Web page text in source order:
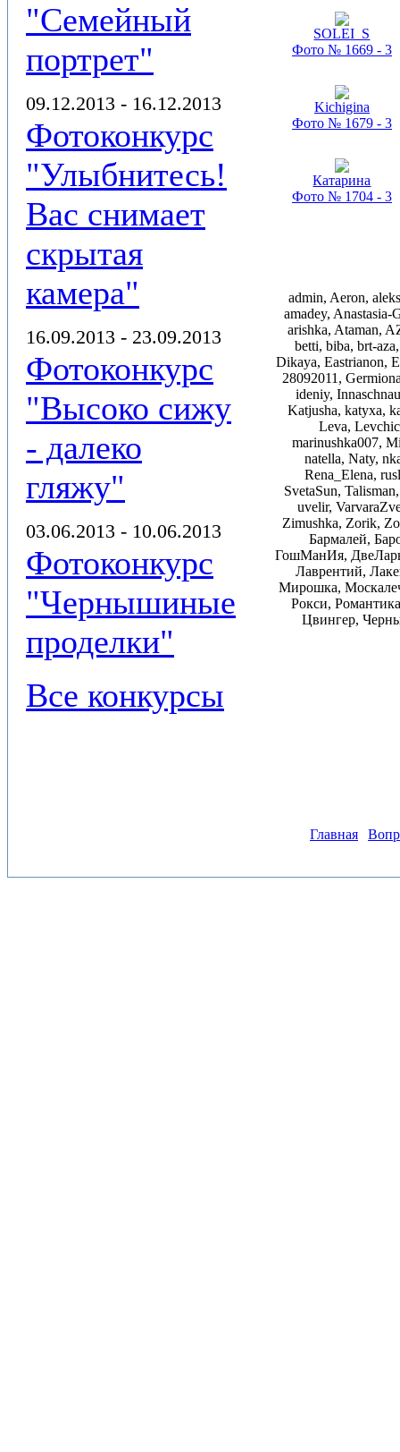
"Семейный
портрет"
09.12.2013 - 16.12.2013
Фотоконкурс
"Улыбнитесь!
Вас снимает
скрытая
камера"
16.09.2013 - 23.09.2013
Фотоконкурс
"Высоко сижу
- далеко
гляжу"
03.06.2013 - 10.06.2013
Фотоконкурс
"Чернышиные
проделки"
Все конкурсы
SOLEI_S
Фото № 1669 - 3
Kichigina
Фото № 1679 - 3
Катарина
Фото № 1704 - 3
admin, Aeron,
amadey,
arishka, Ataman,
betti, biba, brt-
Dikaya, Eastrianon,
28092011,
ideniy,
Katjusha, katyxa,
Leva,
marinushka007,
natella, Naty,
Rena_Elena,
SvetaSun,
uvelir,
Zimushka, Zorik,
Бармалей,
ГошМанИя,
Лаврентий,
Мирошка,
Рокси,
Цвингер,
Главная